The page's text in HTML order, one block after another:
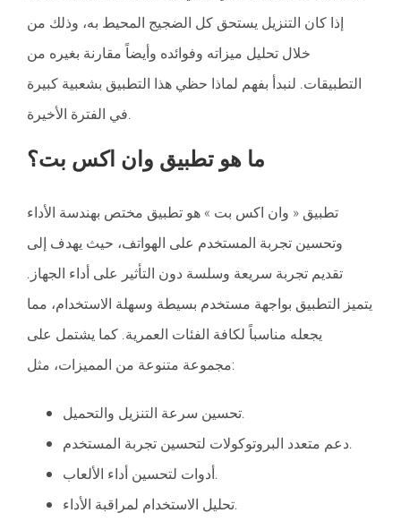
إذا كان التنزيل يستحق كل الضجيج المحيط به، وذلك من
خلال تحليل ميزاته وفوائده وأيضاً مقارنة بغيره من
التطبيقات. لنبدأ بفهم لماذا حظي هذا التطبيق بشعبية كبيرة
في الفترة الأخيرة.
ما هو تطبيق وان اكس بت؟
تطبيق « وان اكس بت » هو تطبيق مختص بهندسة الأداء
وتحسين تجربة المستخدم على الهواتف، حيث يهدف إلى
تقديم تجربة سريعة وسلسة دون التأثير على أداء الجهاز.
يتميز التطبيق بواجهة مستخدم بسيطة وسهلة الاستخدام، مما
يجعله مناسباً لكافة الفئات العمرية. كما يشتمل على
مجموعة متنوعة من المميزات، مثل:
تحسين سرعة التنزيل والتحميل.
دعم متعدد البروتوكولات لتحسين تجربة المستخدم.
أدوات لتحسين أداء الألعاب.
تحليل الاستخدام لمراقبة الأداء.